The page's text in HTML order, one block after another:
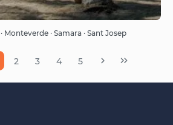
Veure
Monteverde · Samara · Sant Josep
2 3 4 5